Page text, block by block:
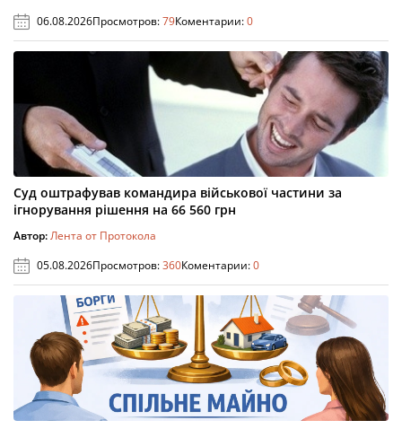
06.08.2026Просмотров:79Коментарии:0
Суд оштрафував командира військової частини за
ігнорування рішення на 66 560 грн
Автор:Лента от Протокола
05.08.2026Просмотров:360Коментарии:0